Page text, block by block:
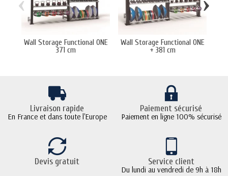
Wall Storage Functional ONE
371 cm
Wall Storage Functional ONE
+ 381 cm
Livraison rapide
En France et dans toute l'Europe
Paiement sécurisé
Paiement en ligne 100% sécurisé
Devis gratuit Service client
Du lundi au vendredi de 9h à 18h